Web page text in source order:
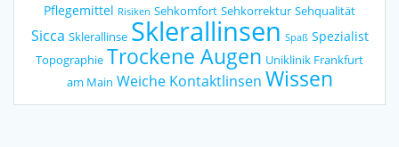
Pflegemittel Risiken Sehkomfort Sehkorrektur Sehqualität
Sicca Sklerallinse Sklerallinsen Spaß Spezialist
Topographie Trockene Augen Uniklinik Frankfurt
am Main Weiche Kontaktlinsen Wissen